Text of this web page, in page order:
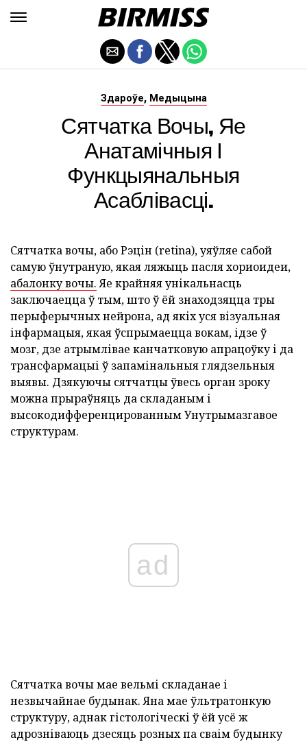
Здароўе, Медыцына
Сятчатка Вочы, Яе
Анатамічныя І
Функцыянальныя
Асаблівасці.
Сятчатка вочы, або Рэцін (retina), уяўляе сабой
самую ўнутраную, якая ляжыць пасля хориоидеи,
абалонку вочы.Яе крайняя унікальнасць
заключаецца ў тым, што ў ёй знаходзяцца тры
перыферычных нейрона, ад якіх уся візуальная
інфармацыя, якая ўспрымаецца вокам, ідзе ў
мозг, дзе атрымлівае канчатковую апрацоўку і да
трансфармацыі ў запамінальныя глядзельныя
выявы. Дзякуючы сятчатцы ўвесь орган зроку
можна прыраўняць да складаным і
высокодифференцированным Унутрымазгавое
структурам.
ad
Сятчатка вочы мае вельмі складанае і
незвычайнае будынак. Яна мае ўльтратонкую
структуру, аднак гістологіческі ў ёй усё ж
адрозніваюць дзесяць розных па сваім будынку